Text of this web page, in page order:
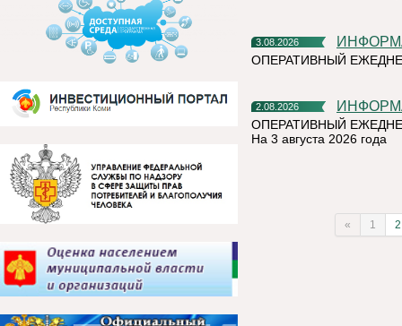
3.08.2026
ОПЕРАТИВНЫЙ
2.08.2026
ОПЕРАТИВНЫЙ
На 3 августа 2026 года
« 1 2